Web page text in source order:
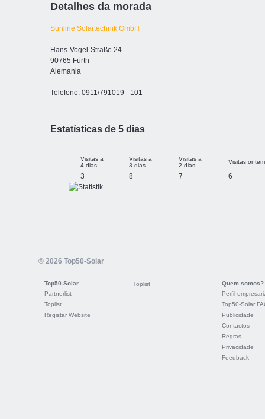
Detalhes da morada
Sunline Solartechnik GmbH
Hans-Vogel-Straße 24
90765 Fürth
Alemania
Telefone: 0911/791019 - 101
Estatísticas de 5 dias
Visitas a
4 dias
Visitas a
3 dias
Visitas a
2 dias
Visitas ontem
3 8 7 6
© 2026 Top50-Solar
Top50-Solar
Partnerlist
Toplist
Registar Website
Toplist
Quem somos?
Perfil
Top50-Solar
Publicidade
Contactos
Regras
Privacidade
Feedback